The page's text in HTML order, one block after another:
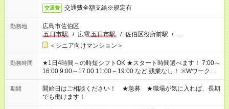
交通費 交通費全額支給※規定有
勤務地
広島市佐伯区
五日市駅
/ 広電五日市駅 / 佐伯区役所前駅 / …
＜シニア向けマンション＞
勤務時間
★1日4時間～の時短シフトOK ★スタート時間選べます！ 7:00～
16:00 9:00～17:00 11:00～19:00 など 残業なし！ ※Wワークの
場合、他のお仕事と合わせ週40時間超の就業はご案内できませ
ん ※法令に基づき、週20時間以上勤務は社会保険への加入対象
となります ※労働者派遣法（日雇い派遣の原則禁止）により、
短時間・短期間の就業はご案内が難しい場合があります
期間
開始日はご相談ください！ ★急募 ★職場が気に入れば、長期
でも働けます！